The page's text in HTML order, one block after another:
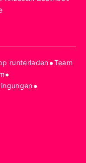
runterladen•Team
•
•